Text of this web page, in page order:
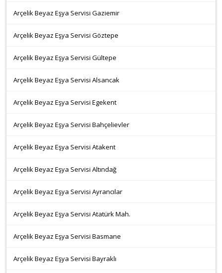
Arçelik Beyaz Eşya Servisi Gaziemir
Arçelik Beyaz Eşya Servisi Göztepe
Arçelik Beyaz Eşya Servisi Gültepe
Arçelik Beyaz Eşya Servisi Alsancak
Arçelik Beyaz Eşya Servisi Egekent
Arçelik Beyaz Eşya Servisi Bahçelievler
Arçelik Beyaz Eşya Servisi Atakent
Arçelik Beyaz Eşya Servisi Altındağ
Arçelik Beyaz Eşya Servisi Ayrancılar
Arçelik Beyaz Eşya Servisi Atatürk Mah.
Arçelik Beyaz Eşya Servisi Basmane
Arçelik Beyaz Eşya Servisi Bayraklı